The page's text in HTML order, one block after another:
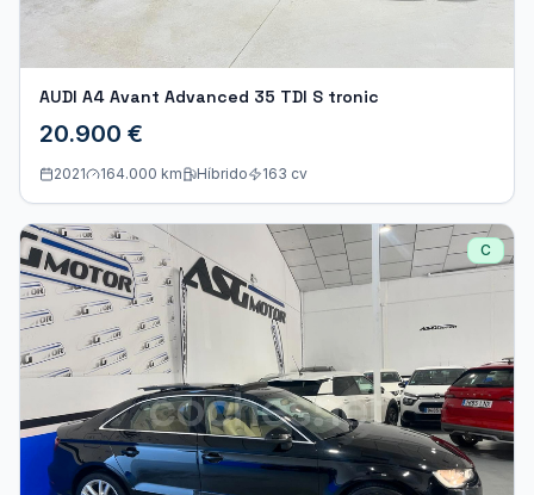
AUDI A4 Avant Advanced 35 TDI S tronic
20.900 €
2021 164.000 km Híbrido 163 cv
C